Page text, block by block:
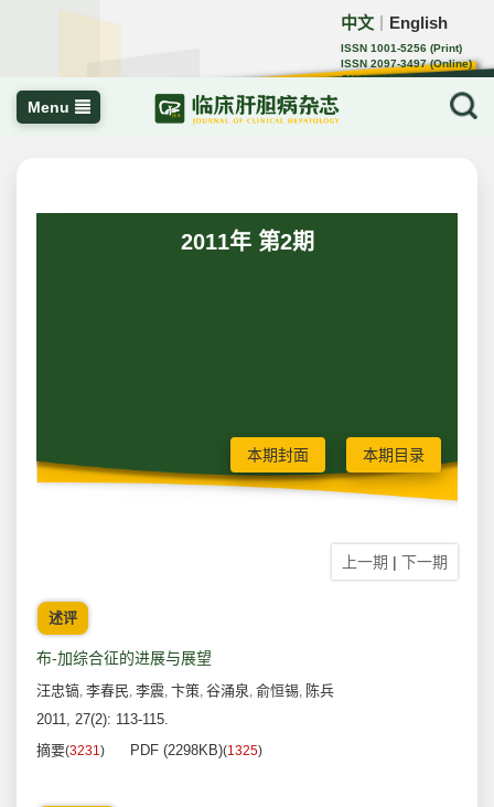
中文 English
ISSN 1001-5256 (Print)
ISSN 2097-3497 (Online)
CN 22-1108/R
Menu
2011年 第2期
本期封面 本期目录
上一期 | 下一期
述评
布-加综合征的进展与展望
汪忠镐, 李春民, 李震, 卞策, 谷涌泉, 俞恒锡, 陈兵
2011, 27(2): 113-115.
摘要(3231) PDF (2298KB)(1325)